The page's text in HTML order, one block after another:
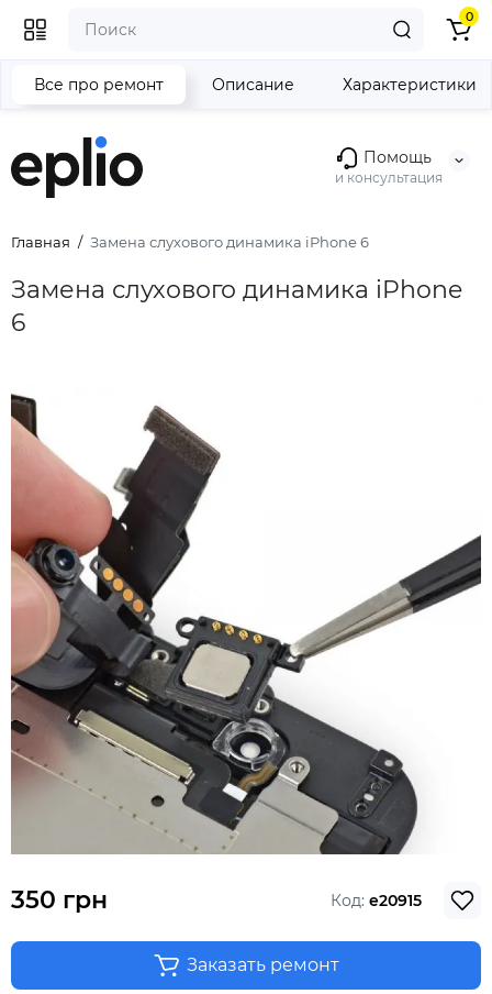
Помощь
и консультация
0
Главная Замена слухового динамика iPhone 6
Замена слухового динамика iPhone
6
Все про ремонт Описание Характеристики
350 грн Код: e20915
Заказать ремонт